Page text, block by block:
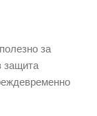
за
защита